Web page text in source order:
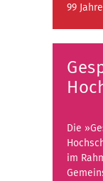
99
Die
im